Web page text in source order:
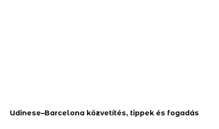
Udinese–Barcelona közvetítés, tippek és fogadás